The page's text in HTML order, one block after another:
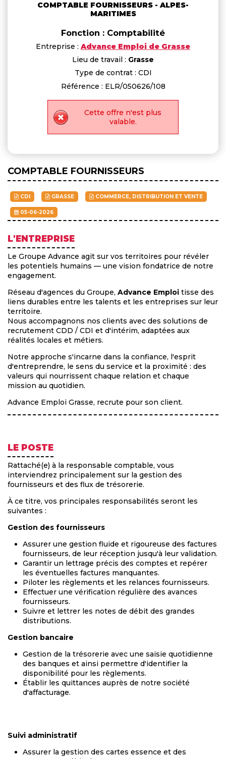
COMPTABLE FOURNISSEURS - ALPES-
MARITIMES
Fonction : Comptabilité
Entreprise : Advance Emploi de Grasse
Lieu de travail : Grasse
Type de contrat : CDI
Référence : ELR/050626/108
Cette offre n'est plus
valable.
COMPTABLE FOURNISSEURS
CDI GRASSE COMMERCE, DISTRIBUTION ET VENTE
05-06-2026
L'ENTREPRISE
Le Groupe Advance agit sur vos territoires pour révéler
les potentiels humains — une vision fondatrice de notre
engagement.
Réseau d'agences du Groupe, Advance Emploi tisse des
liens durables entre les talents et les entreprises sur leur
territoire.
Nous accompagnons nos clients avec des solutions de
recrutement CDD / CDI et d'intérim, adaptées aux
réalités locales et métiers.
Notre approche s'incarne dans la confiance, l'esprit
d'entreprendre, le sens du service et la proximité : des
valeurs qui nourrissent chaque relation et chaque
mission au quotidien.
Advance Emploi Grasse, recrute pour son client.
LE POSTE
Rattaché(e) à la responsable comptable, vous
interviendrez principalement sur la gestion des
fournisseurs et des flux de trésorerie.
À ce titre, vos principales responsabilités seront les
suivantes :
Gestion des fournisseurs
Assurer une gestion fluide et rigoureuse des factures
fournisseurs, de leur réception jusqu'à leur validation.
Garantir un lettrage précis des comptes et repérer
les éventuelles factures manquantes.
Piloter les règlements et les relances fournisseurs.
Effectuer une vérification régulière des avances
fournisseurs.
Suivre et lettrer les notes de débit des grandes
distributions.
Gestion bancaire
Gestion de la trésorerie avec une saisie quotidienne
des banques et ainsi permettre d'identifier la
disponibilité pour les règlements.
Établir les quittances auprès de notre société
d'affacturage.
Suivi administratif
Assurer la gestion des cartes essence et des